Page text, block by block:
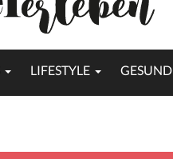
LIFESTYLE GESUND